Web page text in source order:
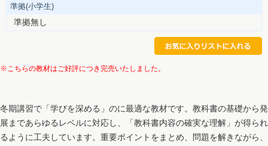
準拠(小学生)
準拠無し
※こちらの教材はご好評につき完売いたしました。
冬期講習で「学びを深める」のに最適な教材です。教科書の基礎から発
展まであらゆるレベルに対応し、「教科書内容の確実な理解」が得られ
るように工夫しています。重要ポイントをまとめ、問題を解きながら、